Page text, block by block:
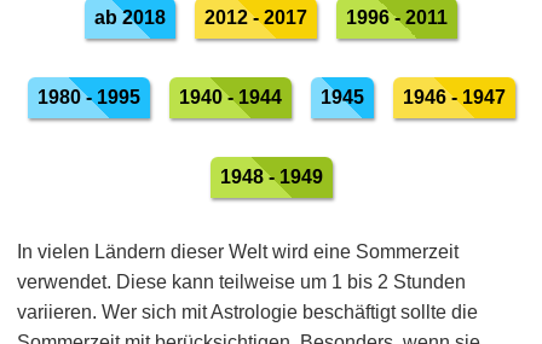
ab 2018 2012 - 2017 1996 - 2011
1980 - 1995 1940 - 1944 1945 1946 - 1947
1948 - 1949
In vielen Ländern dieser Welt wird eine Sommerzeit
verwendet. Diese kann teilweise um 1 bis 2 Stunden
variieren. Wer sich mit Astrologie beschäftigt sollte die